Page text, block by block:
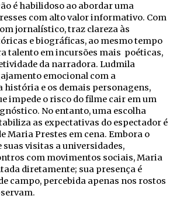
é habilidoso ao abordar uma
com alto valor informativo. Com
jornalístico, traz clareza às
e biográficas, ao mesmo tempo
talento em incursões mais poéticas,
da narradora. Ludmila
emocional com a
história e os demais personagens,
impede o risco do filme cair em um
No entanto, uma escolha
as expectativas do espectador é
Maria Prestes em cena. Embora o
visitas a universidades,
com movimentos sociais, Maria
diretamente; sua presença é
campo, percebida apenas nos rostos